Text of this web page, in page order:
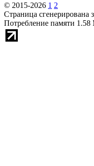
© 2015-2026 1 2
Страница сгенерирована
Потребление памяти